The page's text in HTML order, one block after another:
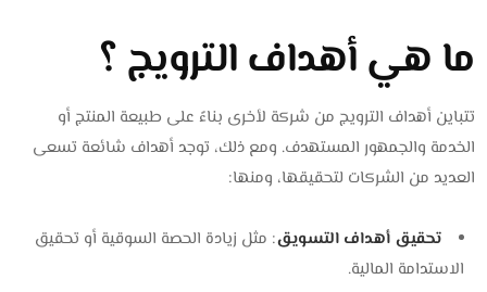
ما هي أهداف الترويج ؟
تتباين أهداف الترويج من شركة لأخرى بناءً على طبيعة المنتج أو
الخدمة والجمهور المستهدف. ومع ذلك، توجد أهداف شائعة تسعى
العديد من الشركات لتحقيقها، ومنها:
تحقيق أهداف التسويق: مثل زيادة الحصة السوقية أو تحقيق
الاستدامة المالية.